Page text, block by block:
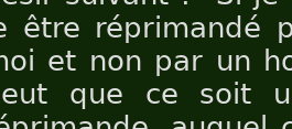
être réprimandé
et non par un
que ce soit